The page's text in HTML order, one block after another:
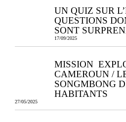
UN QUIZ SUR
QUESTIONS
SONT
17/09/2025
MISSION
CAMEROUN /
SONGMBONG
HABITANTS
27/05/2025